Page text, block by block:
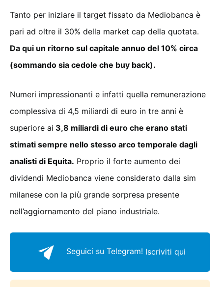
Tanto per iniziare il target fissato da Mediobanca è
pari ad oltre il 30% della market cap della quotata.
Da qui un ritorno sul capitale annuo del 10% circa
(sommando sia cedole che buy back).
Numeri impressionanti e infatti quella remunerazione
complessiva di 4,5 miliardi di euro in tre anni è
superiore ai 3,8 miliardi di euro che erano stati
stimati sempre nello stesso arco temporale dagli
analisti di Equita. Proprio il forte aumento dei
dividendi Mediobanca viene considerato dalla sim
milanese con la più grande sorpresa presente
nell’aggiornamento del piano industriale.
Seguici su Telegram! Iscriviti qui